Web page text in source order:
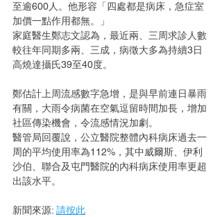
至逾600人。他形容「四處都是病床，急症室
加價一點作用都無。」
家庭醫生鄭志文認為，最近兩、三周求診人數
較往年同期多兩、三成，病徵大多為持續3日
高燒達攝氏39至40度。
鄭估計上周流感數字急增，是與早前連日暴雨
有關，大雨令病菌在空氣逗留時間加長，增加
社區傳染機會，令流感情況加劇。
醫管局回覆說，公立醫院整體內科病床過去一
周的平均使用率為112%，其中威爾斯、伊利
沙伯、聯合及屯門醫院的內科病床使用率更超
出該水平。
新聞來源: 請按此